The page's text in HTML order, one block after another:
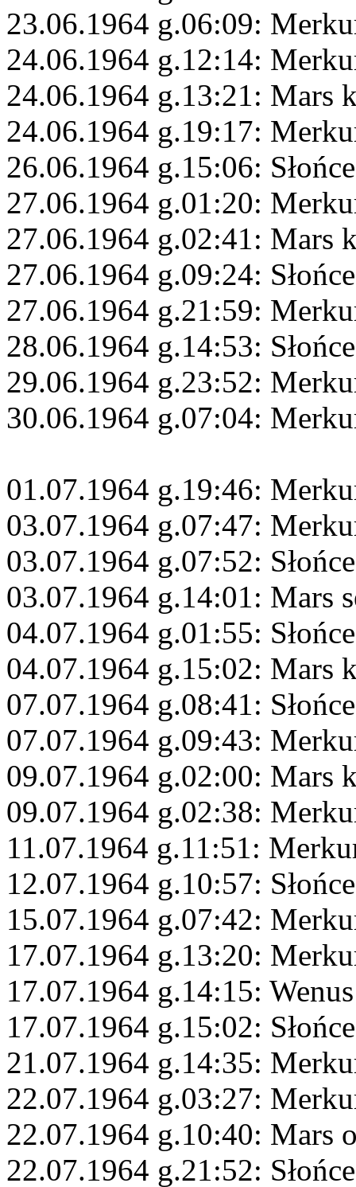
23.06.1964 g.06:09:
24.06.1964 g.12:14:
24.06.1964 g.13:21: Mars
24.06.1964 g.19:17:
26.06.1964 g.15:06:
27.06.1964 g.01:20:
27.06.1964 g.02:41: Mars
27.06.1964 g.09:24:
27.06.1964 g.21:59:
28.06.1964 g.14:53:
29.06.1964 g.23:52:
30.06.1964 g.07:04:
01.07.1964 g.19:46:
03.07.1964 g.07:47:
03.07.1964 g.07:52:
03.07.1964 g.14:01: Mars
04.07.1964 g.01:55:
04.07.1964 g.15:02: Mars
07.07.1964 g.08:41:
07.07.1964 g.09:43:
09.07.1964 g.02:00: Mars
09.07.1964 g.02:38:
11.07.1964 g.11:51:
12.07.1964 g.10:57:
15.07.1964 g.07:42:
17.07.1964 g.13:20:
17.07.1964 g.14:15:
17.07.1964 g.15:02:
21.07.1964 g.14:35:
22.07.1964 g.03:27:
22.07.1964 g.10:40: Mars
22.07.1964 g.21:52: